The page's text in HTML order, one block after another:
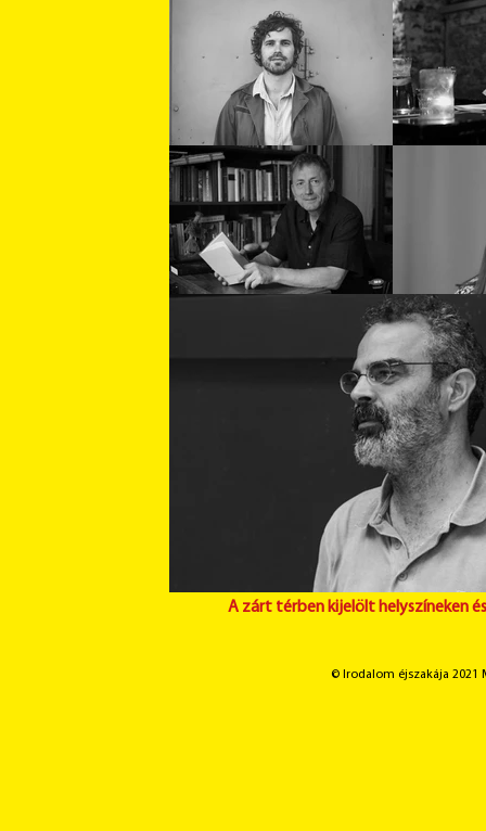
A zárt térben kijelölt helyszíneken
© Irodalom éjszakája 2021